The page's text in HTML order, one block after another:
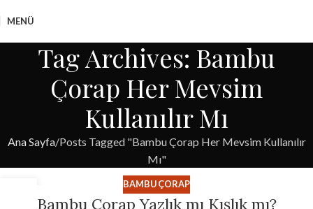
MENÜ
Tag Archives: Bambu
Çorap Her Mevsim
Kullanılır Mı
Ana Sayfa Posts Tagged "Bambu Çorap Her Mevsim Kullanılır
Mı"
BAMBU ÇORAP
Bambu Çorap Yazlık mı Kışlık mı?